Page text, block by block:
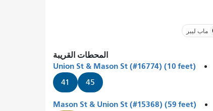
ماب ليبر
المحطات القريبة
Union St & Mason St (#16774) (10 feet)
41 45
Mason St & Union St (#15368) (59 feet)